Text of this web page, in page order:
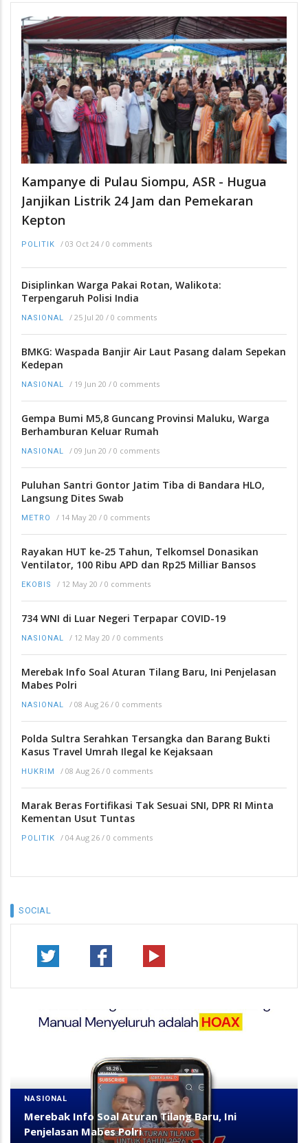
Kampanye di Pulau Siompu, ASR - Hugua
Janjikan Listrik 24 Jam dan Pemekaran
Kepton
POLITIK / 03 Oct 24 / 0 comments
Disiplinkan Warga Pakai Rotan, Walikota:
Terpengaruh Polisi India
NASIONAL / 25 Jul 20 / 0 comments
BMKG: Waspada Banjir Air Laut Pasang dalam Sepekan
Kedepan
NASIONAL / 19 Jun 20 / 0 comments
Gempa Bumi M5,8 Guncang Provinsi Maluku, Warga
Berhamburan Keluar Rumah
NASIONAL / 09 Jun 20 / 0 comments
Puluhan Santri Gontor Jatim Tiba di Bandara HLO,
Langsung Dites Swab
METRO / 14 May 20 / 0 comments
Rayakan HUT ke-25 Tahun, Telkomsel Donasikan
Ventilator, 100 Ribu APD dan Rp25 Milliar Bansos
EKOBIS / 12 May 20 / 0 comments
734 WNI di Luar Negeri Terpapar COVID-19
NASIONAL / 12 May 20 / 0 comments
Merebak Info Soal Aturan Tilang Baru, Ini Penjelasan
Mabes Polri
NASIONAL / 08 Aug 26 / 0 comments
Polda Sultra Serahkan Tersangka dan Barang Bukti
Kasus Travel Umrah Ilegal ke Kejaksaan
HUKRIM / 08 Aug 26 / 0 comments
Marak Beras Fortifikasi Tak Sesuai SNI, DPR RI Minta
Kementan Usut Tuntas
POLITIK / 04 Aug 26 / 0 comments
SOCIAL
NASIONAL
Merebak Info Soal Aturan Tilang Baru, Ini
Penjelasan Mabes Polri